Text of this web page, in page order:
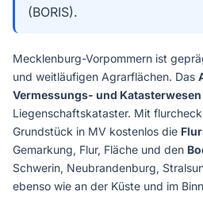
(BORIS).
Mecklenburg-Vorpommern ist
und weitläufigen Agrarflächen. Das
Vermessungs- und Katasterwesen
Liegenschaftskataster. Mit
Grundstück in MV kostenlos die
Gemarkung, Flur, Fläche und den
Schwerin, Neubrandenburg,
ebenso wie an der Küste und im